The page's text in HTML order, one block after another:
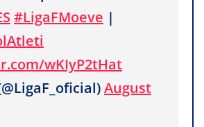
#LigaFMoeve |
wKIyP2tHat
August